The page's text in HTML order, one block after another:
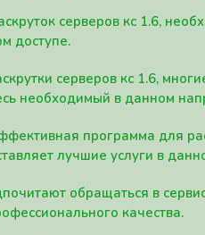
серверов кс 1.6,
доступе.
серверов кс 1.6,
необходимый в данном
программа для
лучшие услуги в
обращаться в
качества.